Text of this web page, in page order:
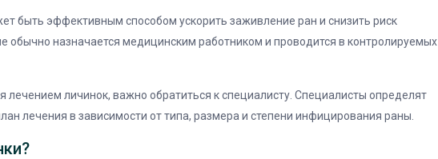
быть эффективным способом ускорить заживление ран и снизить риск
обычно назначается медицинским работником и проводится в контролируемых
лечением личинок, важно обратиться к специалисту. Специалисты определят
лечения в зависимости от типа, размера и степени инфицирования раны.